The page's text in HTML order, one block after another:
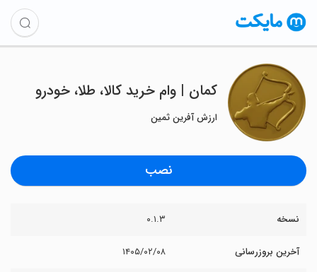
‏کمان | وام خرید کالا، طلا، خودرو
ارزش آفرین ثمین
نصب
نسخه ۰.۱.۳
آخرین بروزرسانی ۱۴۰۵/۰۲/۰۸